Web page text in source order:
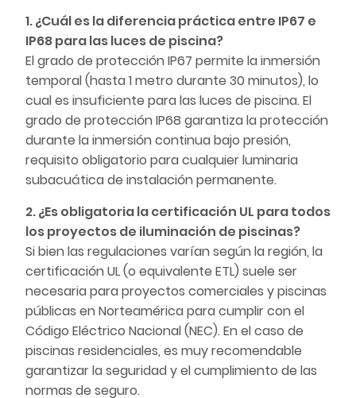
1. ¿Cuál es la diferencia práctica entre IP67 e
IP68 para las luces de piscina?
El grado de protección IP67 permite la inmersión
temporal (hasta 1 metro durante 30 minutos), lo
cual es insuficiente para las luces de piscina. El
grado de protección IP68 garantiza la protección
durante la inmersión continua bajo presión,
requisito obligatorio para cualquier luminaria
subacuática de instalación permanente.
2. ¿Es obligatoria la certificación UL para todos
los proyectos de iluminación de piscinas?
Si bien las regulaciones varían según la región, la
certificación UL (o equivalente ETL) suele ser
necesaria para proyectos comerciales y piscinas
públicas en Norteamérica para cumplir con el
Código Eléctrico Nacional (NEC). En el caso de
piscinas residenciales, es muy recomendable
garantizar la seguridad y el cumplimiento de las
normas de seguro.